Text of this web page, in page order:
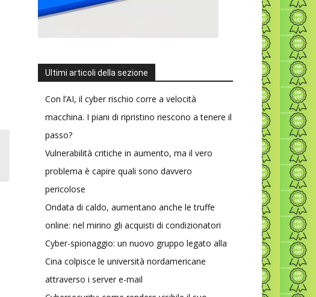
Ultimi articoli della sezione
Con l’AI, il cyber rischio corre a velocità
macchina. I piani di ripristino riescono a tenere il
passo?
Vulnerabilità critiche in aumento, ma il vero
problema è capire quali sono davvero
pericolose
Ondata di caldo, aumentano anche le truffe
online: nel mirino gli acquisti di condizionatori
Cyber-spionaggio: un nuovo gruppo legato alla
Cina colpisce le università nordamericane
attraverso i server e-mail